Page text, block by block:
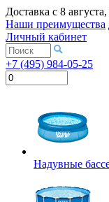
Доставка с 8 августа
Наши преимущества
Личный кабинет
+7 (495) 984-05-25
Надувные